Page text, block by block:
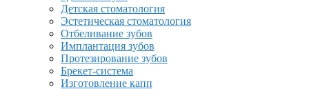
Детская стоматология
Эстетическая стоматология
Отбеливание зубов
Имплантация зубов
Протезирование зубов
Брекет-система
Изготовление капп